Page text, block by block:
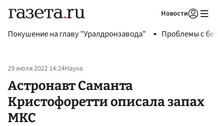
Новости
Покушение на главу "Уралдронзавода" Проблемы с
29 июля 2022 14:24Наука
Астронавт Саманта
Кристофоретти описала запах
МКС